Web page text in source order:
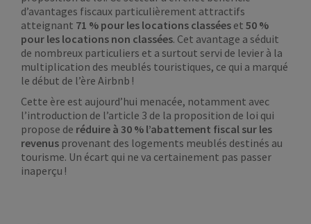
d’avantages fiscaux particulièrement attractifs
atteignant 71 % pour les locations classées et 50 %
pour les locations non classées. Cet avantage a séduit
de nombreux particuliers et a surtout servi de levier à la
multiplication des meublés touristiques, ce qui a marqué
le début de l’ère Airbnb !
Cette ère est aujourd’hui menacée, notamment avec
l’introduction de l’article 3 de la proposition de loi qui
propose de réduire à 30 % l’abattement fiscal sur les
revenus provenant des logements meublés destinés au
tourisme. Un écart qui ne va certainement pas passer
inaperçu !